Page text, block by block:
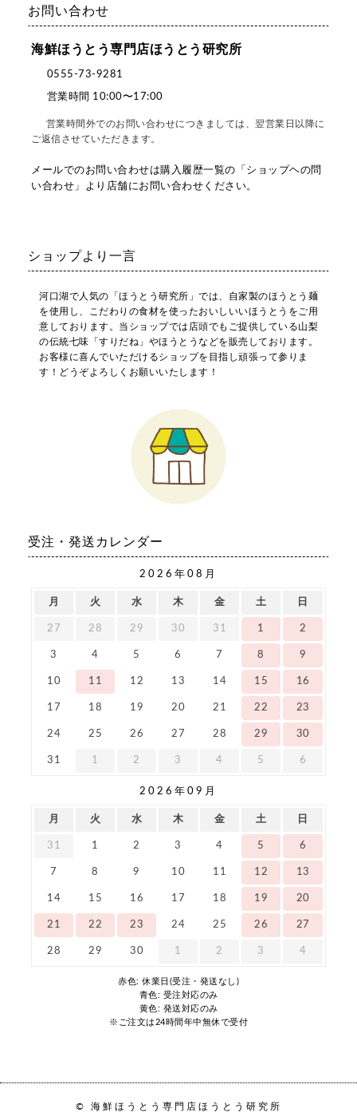
お問い合わせ
海鮮ほうとう専門店ほうとう研究所
0555-73-9281
営業時間 10:00〜17:00
営業時間外でのお問い合わせにつきましては、翌営業日以降に
ご返信させていただきます。
メールでのお問い合わせは購入履歴一覧の「ショップヘの問
い合わせ」より店舗にお問い合わせください。
ショップより一言
河口湖で人気の「ほうとう研究所」では、自家製のほうとう麺
を使用し、こだわりの食材を使ったおいしいいほうとうをご用
意しております。当ショップでは店頭でもご提供している山梨
の伝統七味「すりだね」やほうとうなどを販売しております。
お客様に喜んでいただけるショップを目指し頑張って参りま
す！どうぞよろしくお願いいたします！
受注・発送カレンダー
2026年08月
月 火 水 木 金 土 日
27 28 29 30 31 1 2
3 4 5 6 7 8 9
10 11 12 13 14 15 16
17 18 19 20 21 22 23
24 25 26 27 28 29 30
31 1 2 3 4 5 6
2026年09月
月 火 水 木 金 土 日
31 1 2 3 4 5 6
7 8 9 10 11 12 13
14 15 16 17 18 19 20
21 22 23 24 25 26 27
28 29 30 1 2 3 4
赤色: 休業日(受注・発送なし)
青色: 受注対応のみ
黄色: 発送対応のみ
※ご注文は24時間年中無休で受付
© 海鮮ほうとう専門店ほうとう研究所